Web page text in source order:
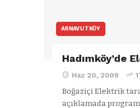
ARNAVUTKÖY
Hadımköy’de
Haz 20, 2009
Boğaziçi Elektrik
açıklamada